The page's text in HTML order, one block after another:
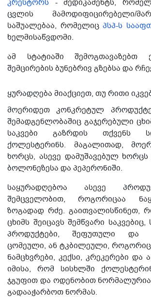
კრესტორს - მედიკამენტს,
ცვლის მამოდიფიცირებელი/
საშუალებაა, რომელიც პსპ-ს
ხელმისაწვდომი.
ამ სტატიაში შემოგთავაზებთ
შემცირების ბუნებრივ გზებსა და
ყურადღება მიაქციეთ, თუ რითი
მოერიდეთ კონკრეტულ
შემადგენლობაშიც გაჯერებული
საკვები გაზრდის თქვენს
ქოლესტერინს. მაგალითად,
ხორცს, ასევე დამუშავებულ
ბოლონეზესა და პეპერონიში.
საყურადღებოა ასევე
შემცველობით, როგორიცაა
ზოგადად რძე. გაითვალისწინეთ,
ცხიმს შეიცავს შემწვარი
პროდუქტები, შეფუთული და
ცომეული, ან ტკბილეული,
ნამცხვრები, კექსი, კრეკერები და
იმისა, რომ სისხლში
ჯგუფით და ოდენობით
გადააჭარბოთ ნორმას.